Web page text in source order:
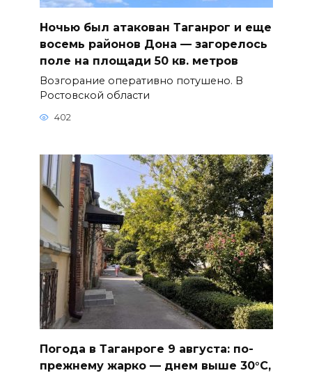
Ночью был атакован Таганрог и еще
восемь районов Дона — загорелось
поле на площади 50 кв. метров
Возгорание оперативно потушено. В
Ростовской области
402
Погода в Таганроге 9 августа: по-
прежнему жарко — днем выше 30°С,